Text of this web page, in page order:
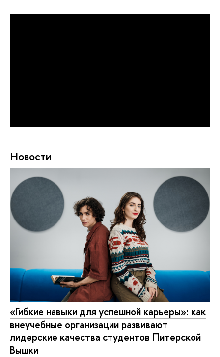
Новости
«Гибкие навыки для успешной карьеры»: как
внеучебные организации развивают
лидерские качества студентов Питерской
Вышки